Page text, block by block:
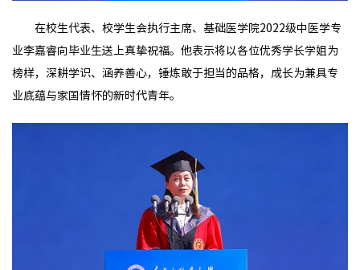
在校生代表、校学生会执行主席、基础医学院2022级中医学专
业李嘉睿向毕业生送上真挚祝福。他表示将以各位优秀学长学姐为
榜样，深耕学识、涵养善心，锤炼敢于担当的品格，成长为兼具专
业底蕴与家国情怀的新时代青年。